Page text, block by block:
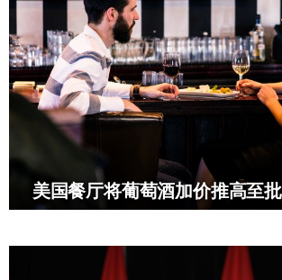
美国餐厅将葡萄酒加价推高至